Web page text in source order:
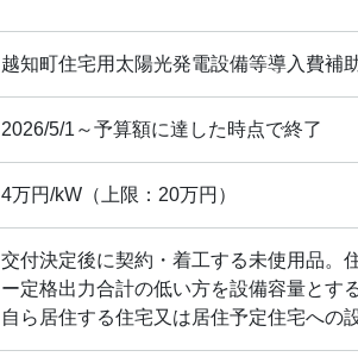
越知町住宅用太陽光発電設備等導入費補
2026/5/1～予算額に達した時点で終了
4万円/kW（上限：20万円）
交付決定後に契約・着工する未使用品。
ー定格出力合計の低い方を設備容量とする
自ら居住する住宅又は居住予定住宅への設